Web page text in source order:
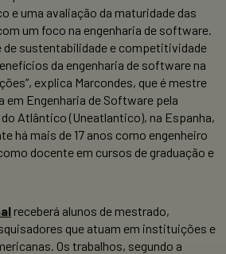
e uma avaliação da maturidade das
um foco na engenharia de software.
de sustentabilidade e competitividade
da engenharia de software na
explica Marcondes, que é mestre
em Engenharia de Software pela
Atlântico (Uneatlantico), na Espanha,
há mais de 17 anos como engenheiro
docente em cursos de graduação e
receberá alunos de mestrado,
que atuam em instituições e
Os trabalhos, segundo a